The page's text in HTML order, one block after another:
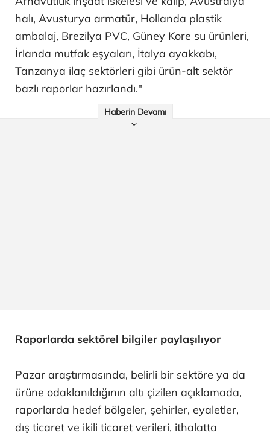
halı, Avusturya armatür, Hollanda plastik
ambalaj, Brezilya PVC, Güney Kore su ürünleri,
İrlanda mutfak eşyaları, İtalya ayakkabı,
Tanzanya ilaç sektörleri gibi ürün-alt sektör
bazlı raporlar hazırlandı."
Haberin Devamı
Raporlarda sektörel bilgiler paylaşılıyor
Pazar araştırmasında, belirli bir sektöre ya da
ürüne odaklanıldığının altı çizilen açıklamada,
raporlarda hedef bölgeler, şehirler, eyaletler,
dış ticaret ve ikili ticaret verileri, ithalatta